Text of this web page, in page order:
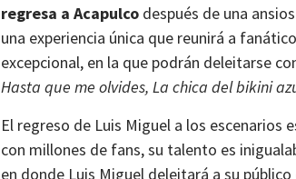
regresa a Acapulco después de una
una experiencia única que reunirá a
excepcional, en la que podrán deleitarse
Hasta que me olvides, La chica del bikini
El regreso de Luis Miguel a los escenarios
con millones de fans, su talento es
en donde Luis Miguel deleitará a su